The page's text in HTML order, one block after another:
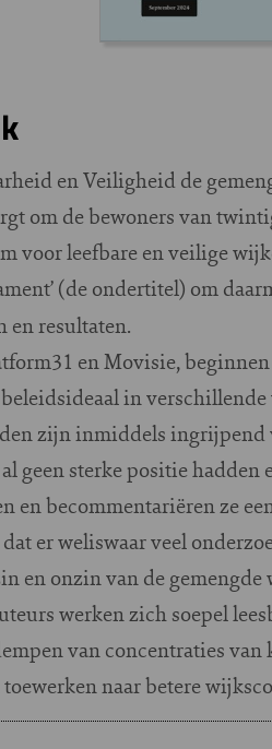
en Veiligheid de
om de bewoners van
voor leefbare en veilige
(de ondertitel) om
en resultaten.
en Movisie,
in
zijn inmiddels ingrijpend
geen sterke positie hadden
en becommentariëren ze
er weliswaar veel
en onzin van de
werken zich soepel
van concentraties van
naar betere